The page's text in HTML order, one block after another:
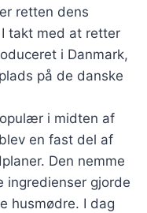
retten dens
takt med at retter
i Danmark,
på de danske
i midten af
en fast del af
Den nemme
gjorde
husmødre. I dag